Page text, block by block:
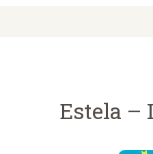
Estela –